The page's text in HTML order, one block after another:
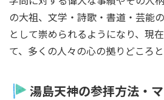
の大祖、文学・詩歌・書道・芸能
として崇められるようになり、現
て、多くの人々の心の拠りどころと
湯島天神の参拝方法・